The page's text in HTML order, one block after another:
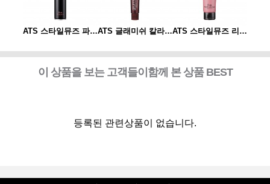
ATS 스타일뮤즈 파워 스프레이 300ml ATS 글래미쉬 칼라 80g ATS 스타일뮤즈 리페어 컬크림 150ml
이 상품을 보는 고객들이함께 본 상품 BEST
등록된 관련상품이 없습니다.